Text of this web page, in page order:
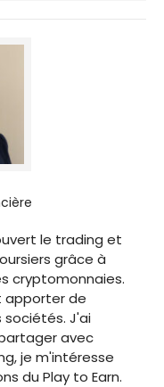
le trading et
grâce à
cryptomonnaies.
apporter de
J'ai
avec
je m'intéresse
du Play to Earn.